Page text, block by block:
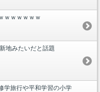
ｗｗｗｗｗｗ
地みたいだと話題
学旅行や平和学習の小学